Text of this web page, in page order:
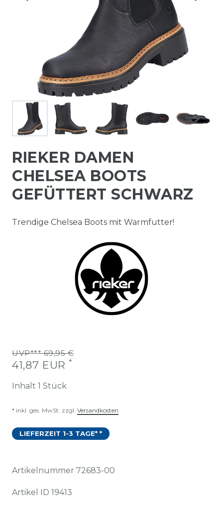
RIEKER DAMEN
CHELSEA BOOTS
GEFÜTTERT SCHWARZ
Trendige Chelsea Boots mit Warmfutter!
UVP*** 69,95 €
41,87 EUR *
Inhalt 1 Stück
* inkl. ges. MwSt. zzgl. Versandkosten
LIEFERZEIT 1-3 TAGE* *
Artikelnummer 72683-00
Artikel ID 19413